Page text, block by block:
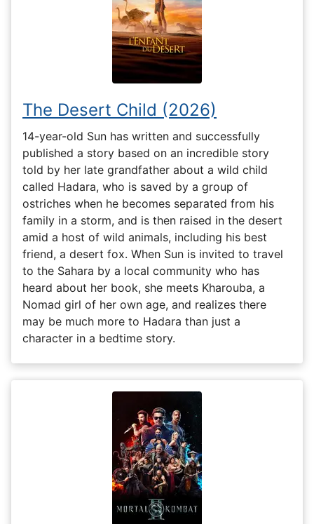
The Desert Child (2026)
14-year-old Sun has written and successfully
published a story based on an incredible story
told by her late grandfather about a wild child
called Hadara, who is saved by a group of
ostriches when he becomes separated from his
family in a storm, and is then raised in the desert
amid a host of wild animals, including his best
friend, a desert fox. When Sun is invited to travel
to the Sahara by a local community who has
heard about her book, she meets Kharouba, a
Nomad girl of her own age, and realizes there
may be much more to Hadara than just a
character in a bedtime story.